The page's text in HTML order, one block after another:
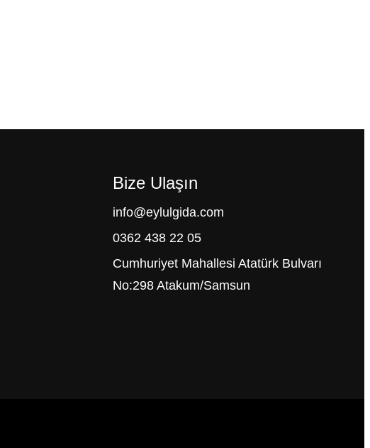
Bize Ulaşın
info@eylulgida.com
0362 438 22 05
Cumhuriyet Mahallesi Atatürk Bulvarı
No:298 Atakum/Samsun